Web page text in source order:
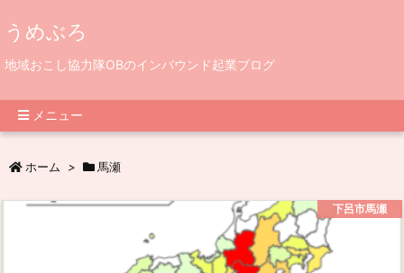
うめぶろ
地域おこし協力隊OBのインバウンド起業ブログ
メニュー
ホーム > 馬瀬
下呂市馬瀬